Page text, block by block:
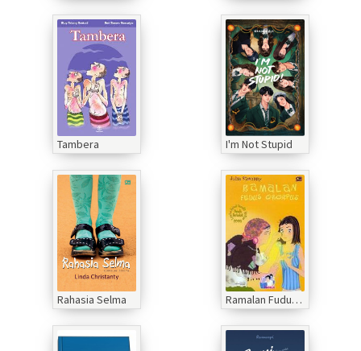
Tambera I'm Not Stupid
Rahasia Selma Ramalan Fudus Ororpus